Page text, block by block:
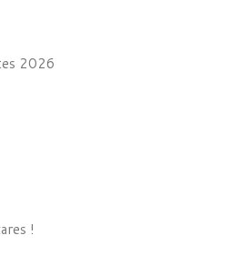
2026
!